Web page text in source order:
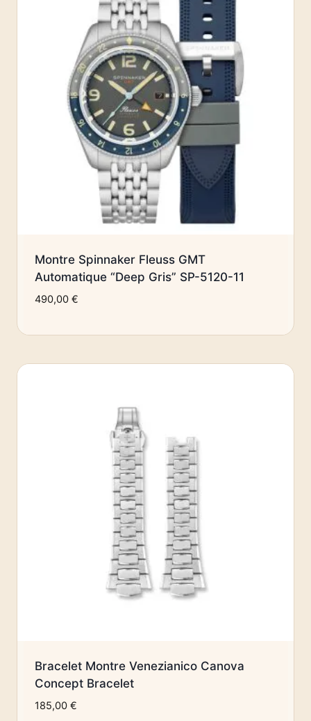
Montre Spinnaker Fleuss GMT
Automatique “Deep Gris” SP-5120-11
490,00 €
Bracelet Montre Venezianico Canova
Concept Bracelet
185,00 €